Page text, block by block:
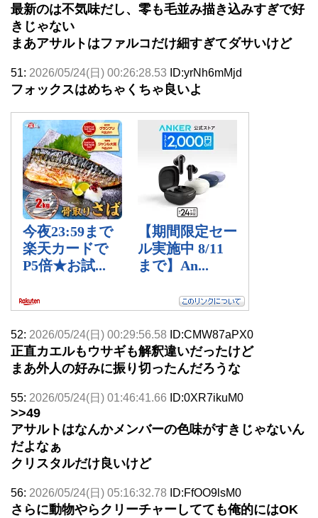
最新のは不気味だし、零も毛並み描き込みすぎで好
きじゃない
まあアサルトはファルコだけ細すぎてダサいけど
51: 2026/05/24(日) 00:26:28.53 ID:yrNh6mMjd
フォックスはめちゃくちゃ良いよ
52: 2026/05/24(日) 00:29:56.58 ID:CMW87aPX0
正直カエルもウサギも解釈違いだったけど
まあ外人の好みに振り切ったんだろうな
55: 2026/05/24(日) 01:46:41.66 ID:0XR7ikuM0
>>49
アサルトはなんかメンバーの色味がすきじゃないん
だよなぁ
クリスタルだけ良いけど
56: 2026/05/24(日) 05:16:32.78 ID:FfOO9lsM0
さらに動物やらクリーチャーしてても俺的にはOK